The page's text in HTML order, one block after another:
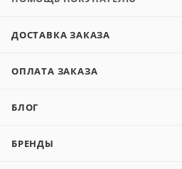
ДОСТАВКА ЗАКАЗА
ОПЛАТА ЗАКАЗА
БЛОГ
БРЕНДЫ